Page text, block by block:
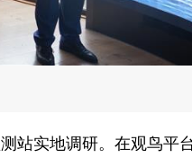
站实地调研。在观鸟平